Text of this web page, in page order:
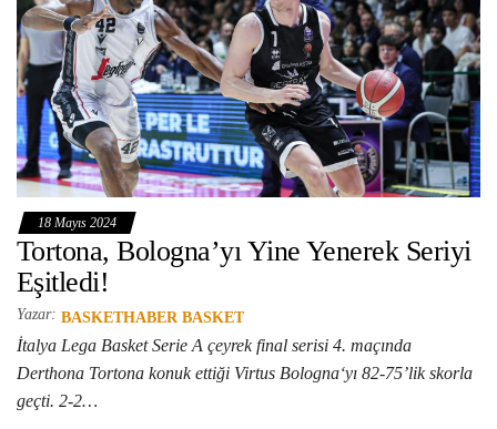
18 Mayıs 2024
Tortona, Bologna’yı Yine Yenerek Seriyi
Eşitledi!
Yazar: BASKETHABER BASKET
İtalya Lega Basket Serie A çeyrek final serisi 4. maçında
Derthona Tortona konuk ettiği Virtus Bologna‘yı 82-75’lik skorla
geçti. 2-2…